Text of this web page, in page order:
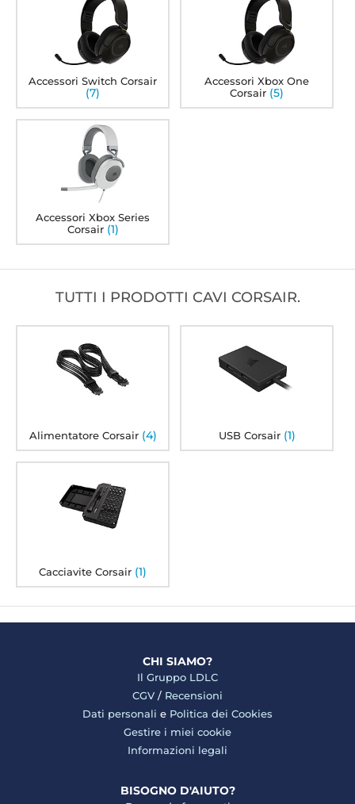
Accessori Switch Corsair
(7)
Accessori Xbox One
Corsair (5)
Accessori Xbox Series
Corsair (1)
TUTTI I PRODOTTI CAVI CORSAIR.
Alimentatore Corsair (4) USB Corsair (1)
Cacciavite Corsair (1)
CHI SIAMO?
Il Gruppo LDLC
CGV / Recensioni
Dati personali e Politica dei Cookies
Gestire i miei cookie
Informazioni legali
BISOGNO D'AIUTO?